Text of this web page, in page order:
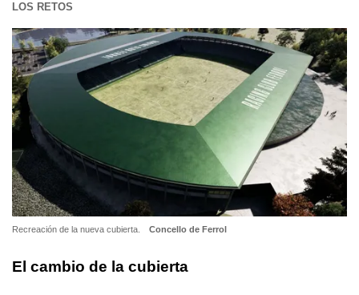
LOS RETOS
Recreación de la nueva cubierta. Concello de Ferrol
El cambio de la cubierta